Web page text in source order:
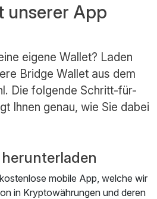
unserer App
eigene Wallet? Laden
Bridge Wallet aus dem
Die folgende Schritt-für-
Ihnen genau, wie Sie dabei
herunterladen
mobile App, welche wir
in Kryptowährungen und deren